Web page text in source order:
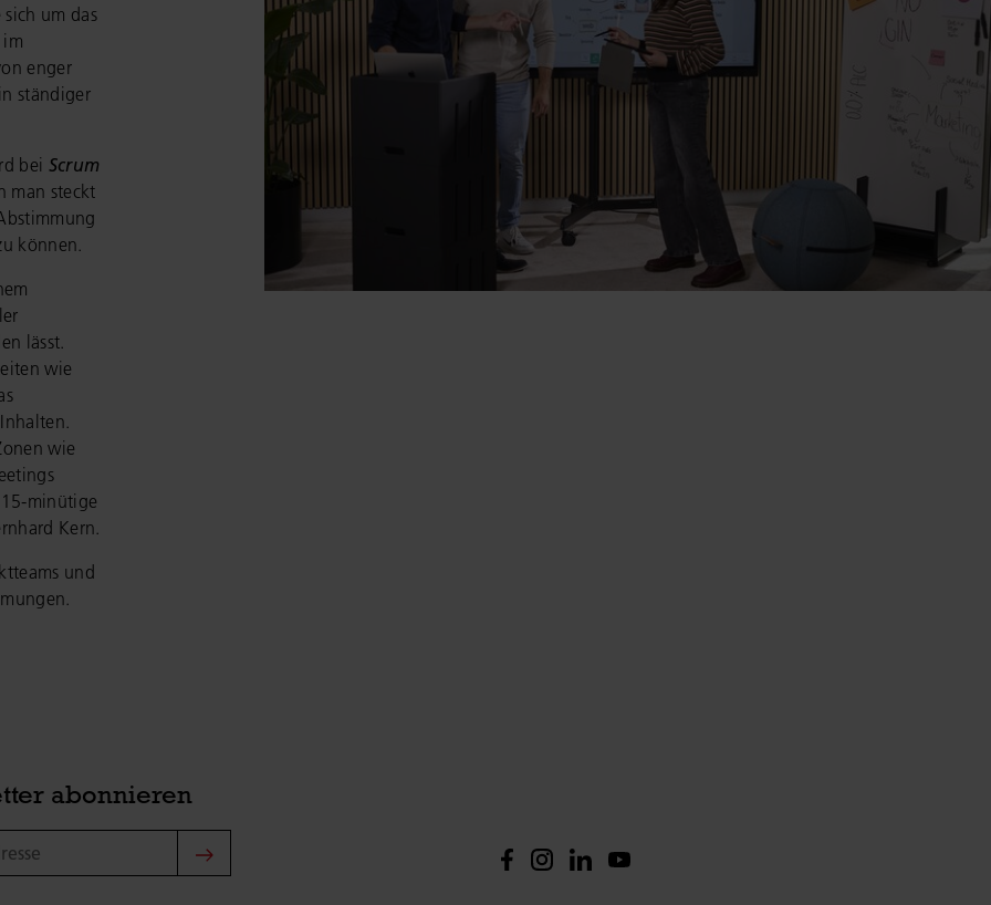
um das
enger
ständiger
bei Scrum
man steckt
können.
lässt.
wie
wie
minütige
Kern.
und
abonnieren